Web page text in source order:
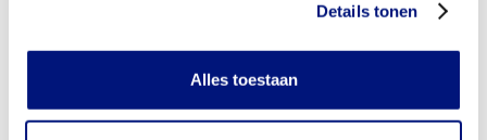
Details tonen
Alles toestaan